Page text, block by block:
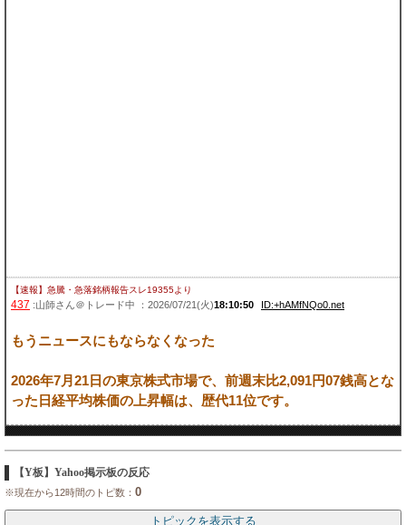
【速報】急騰・急落銘柄報告スレ19355より
437 :山師さん＠トレード中 ：2026/07/21(火)18:10:50 ID:+hAMfNQo0.net
もうニュースにもならなくなった
2026年7月21日の東京株式市場で、前週末比2,091円07銭高とな
った日経平均株価の上昇幅は、歴代11位です。
【Y板】Yahoo掲示板の反応
※現在から12時間のトピ数： 0